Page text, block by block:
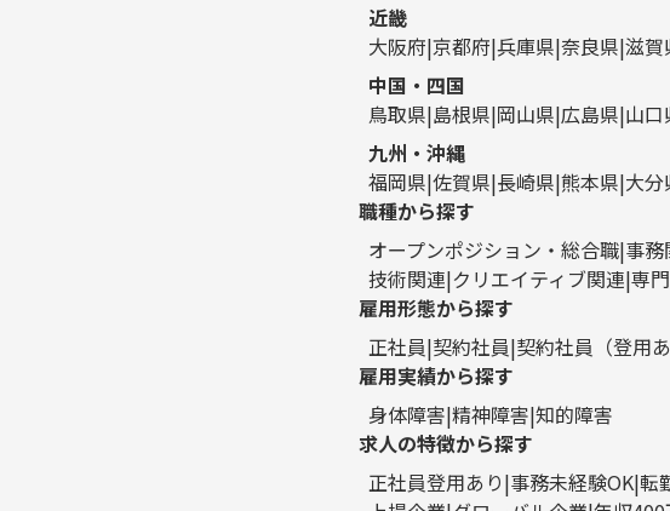
近畿
大阪府 京都府 兵庫県 奈良県 滋賀
中国・四国
鳥取県 島根県 岡山県 広島県 山口
九州・沖縄
福岡県 佐賀県 長崎県 熊本県 大分
職種から探す
オープンポジション・総合職 事務
技術関連 クリエイティブ関連 専
雇用形態から探す
正社員 契約社員 契約社員（登用あ
雇用実績から探す
身体障害 精神障害 知的障害
求人の特徴から探す
正社員登用あり 事務未経験OK 転